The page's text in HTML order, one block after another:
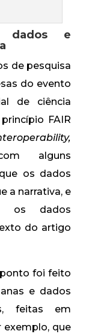
dados e
de pesquisa
do evento
de ciência
FAIR
alguns
os dados
a narrativa, e
os dados
do artigo
foi feito
e dados
feitas em
exemplo, que